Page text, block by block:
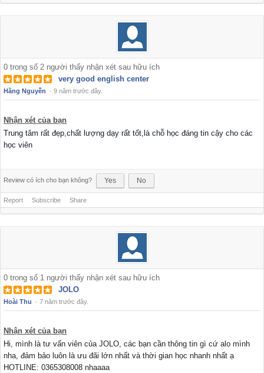
0 trong số 2 người thấy nhận xét sau hữu ích
very good english center
Hằng Nguyễn · 9 năm trước đây.
Nhận xét của bạn
Trung tâm rất đẹp,chất lượng dạy rất tốt,là chỗ học đáng tin cậy cho các
học viên
Review có ích cho bạn không? Yes No
Report Subscribe Share
0 trong số 1 người thấy nhận xét sau hữu ích
JOLO
Hoài Thu · 7 năm trước đây.
Nhận xét của bạn
Hi, mình là tư vấn viên của JOLO, các bạn cần thông tin gì cứ alo mình
nha, đảm bảo luôn là ưu đãi lớn nhất và thời gian học nhanh nhất ạ
HOTLINE: 0365308008 nhaaaa